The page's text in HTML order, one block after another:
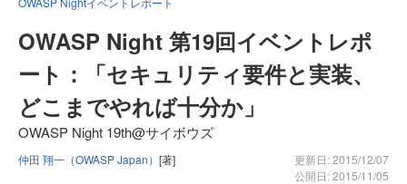
OWASP Night 第19回イベントレポ
ート：「セキュリティ要件と実装、
どこまでやれば十分か」
OWASP Night 19th@サイボウズ
仲田 翔一（OWASP Japan） [著]
更新日: 2015/12/07
公開日: 2015/11/05